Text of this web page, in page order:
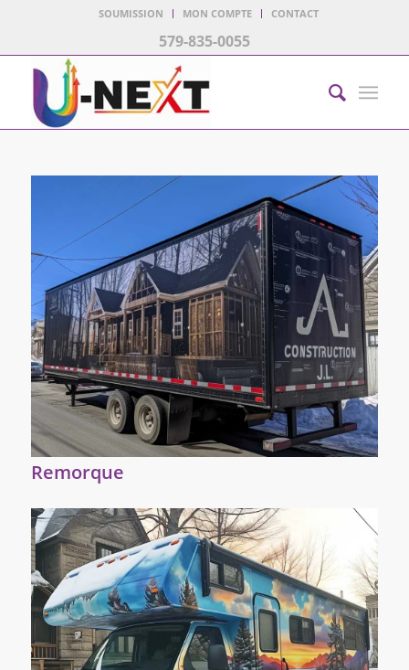
SOUMISSION MON COMPTE CONTACT
579-835-0055
Remorque